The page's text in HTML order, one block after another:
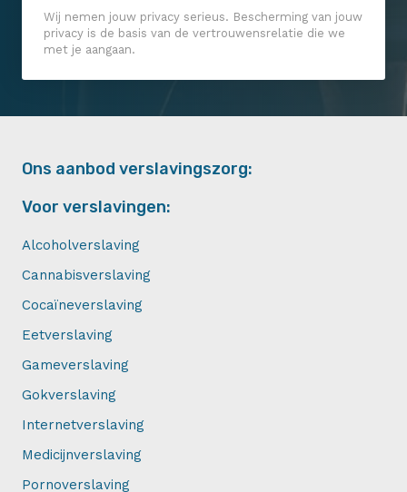
Wij nemen jouw privacy serieus. Bescherming van jouw
privacy is de basis van de vertrouwensrelatie die we
met je aangaan.
Ons aanbod verslavingszorg:
Voor verslavingen:
Alcoholverslaving
Cannabisverslaving
Cocaïneverslaving
Eetverslaving
Gameverslaving
Gokverslaving
Internetverslaving
Medicijnverslaving
Pornoverslaving